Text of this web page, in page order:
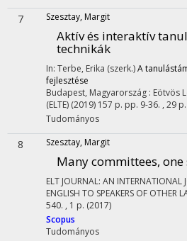
7 Szesztay, Margit
Aktív és interaktív
technikák
In: Terbe, Erika (szerk.)A
fejlesztése
Budapest, Magyarország : Eötvös
(ELTE) (2019) 157 p. pp. 9-36. , 29 p.
Tudományos
8 Szesztay, Margit
Many committees,
ELT JOURNAL: AN INTERNATIONAL
ENGLISH TO SPEAKERS OF OTHER
540. , 1 p. (2017)
Scopus
Tudományos